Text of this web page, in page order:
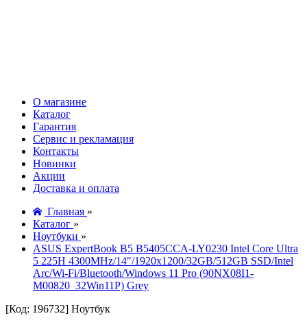
О магазине
Каталог
Гарантия
Сервис и рекламация
Контакты
Новинки
Акции
Доставка и оплата
Главная »
Каталог »
Ноутбуки »
ASUS ExpertBook B5 B5405CCA-LY0230 Intel Core Ultra
5 225H 4300MHz/14"/1920x1200/32GB/512GB SSD/Intel
Arc/Wi-Fi/Bluetooth/Windows 11 Pro (90NX08I1-
M00820_32Win11P) Grey
[Код: 196732] Ноутбук